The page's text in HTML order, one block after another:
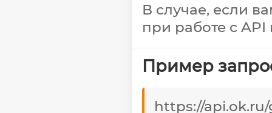
В случае, если
при работе с
Пример
https://